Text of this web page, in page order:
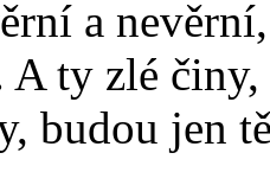
a
A ty zlé
budou jen